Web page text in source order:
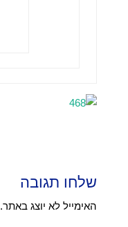
שלחו תגובה
האימייל לא יוצג באתר.